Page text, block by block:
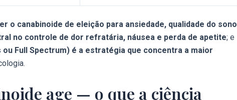
o canabinoide de eleição para ansiedade, qualidade do sono
no controle de dor refratária, náusea e perda de apetite; e
ou Full Spectrum) é a estratégia que concentra a maior
age — o que a ciência